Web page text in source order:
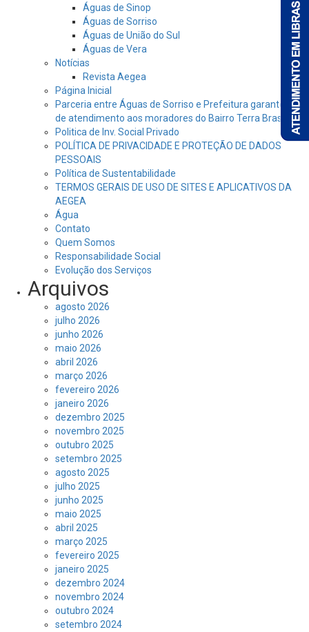
Águas de Sinop
Águas de Sorriso
Águas de União do Sul
Águas de Vera
Notícias
Revista Aegea
Página Inicial
Parceria entre Águas de Sorriso e Prefeitura garante dia
de atendimento aos moradores do Bairro Terra Brasil
Politica de Inv. Social Privado
POLÍTICA DE PRIVACIDADE E PROTEÇÃO DE DADOS
PESSOAIS
Política de Sustentabilidade
TERMOS GERAIS DE USO DE SITES E APLICATIVOS DA
AEGEA
Água
Contato
Quem Somos
Responsabilidade Social
Evolução dos Serviços
Arquivos
agosto 2026
julho 2026
junho 2026
maio 2026
abril 2026
março 2026
fevereiro 2026
janeiro 2026
dezembro 2025
novembro 2025
outubro 2025
setembro 2025
agosto 2025
julho 2025
junho 2025
maio 2025
abril 2025
março 2025
fevereiro 2025
janeiro 2025
dezembro 2024
novembro 2024
outubro 2024
setembro 2024